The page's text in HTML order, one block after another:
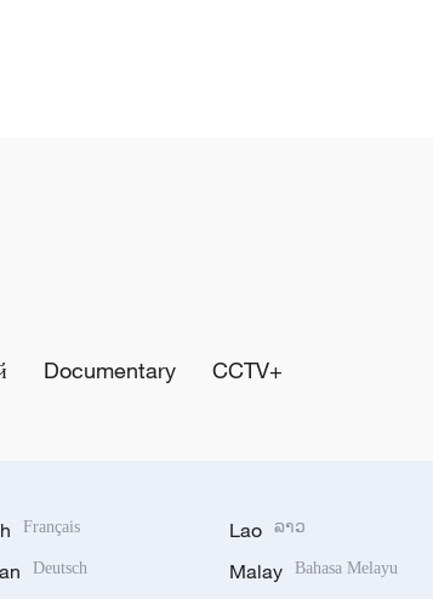
Documentary CCTV+
Français
Deutsch
Lao ລາວ
Malay Bahasa Melayu